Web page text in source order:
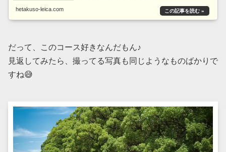
hetakuso-leica.com
だって、このコース好きなんだもん♪
見返してみたら、撮ってる写真も同じようなものばかりで
すね😅